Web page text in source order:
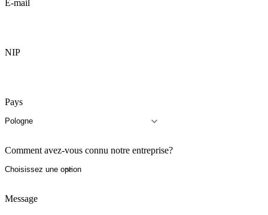
E-mail
NIP
Pays
Comment avez-vous connu notre entreprise?
Message